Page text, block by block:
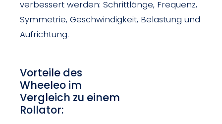
verbessert werden: Schrittlänge, Frequenz,
Symmetrie, Geschwindigkeit, Belastung und
Aufrichtung.
Vorteile des
Wheeleo im
Vergleich zu einem
Rollator: